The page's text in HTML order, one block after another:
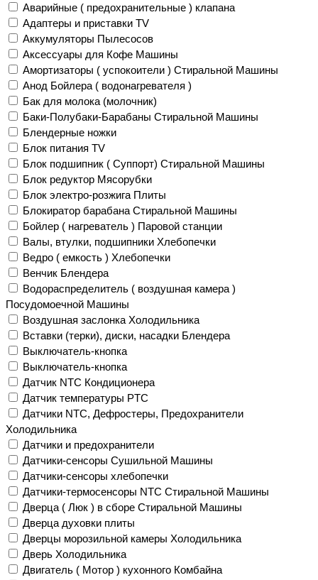
Аварийные ( предохранительные ) клапана
Адаптеры и приставки TV
Аккумуляторы Пылесосов
Аксессуары для Кофе Машины
Амортизаторы ( успокоители ) Стиральной Машины
Анод Бойлера ( водонагревателя )
Бак для молока (молочник)
Баки-Полубаки-Барабаны Стиральной Машины
Блендерные ножки
Блок питания TV
Блок подшипник ( Суппорт) Стиральной Машины
Блок редуктор Мясорубки
Блок электро-розжига Плиты
Блокиратор барабана Стиральной Машины
Бойлер ( нагреватель ) Паровой станции
Валы, втулки, подшипники Хлебопечки
Ведро ( емкость ) Хлебопечки
Венчик Блендера
Водораспределитель ( воздушная камера )
Посудомоечной Машины
Воздушная заслонка Холодильника
Вставки (терки), диски, насадки Блендера
Выключатель-кнопка
Выключатель-кнопка
Датчик NTC Кондиционера
Датчик температуры PTC
Датчики NTC, Дефростеры, Предохранители
Холодильника
Датчики и предохранители
Датчики-сенсоры Сушильной Машины
Датчики-сенсоры хлебопечки
Датчики-термосенсоры NTC Стиральной Машины
Дверца ( Люк ) в сборе Стиральной Машины
Дверца духовки плиты
Дверцы морозильной камеры Холодильника
Дверь Холодильника
Двигатель ( Мотор ) кухонного Комбайна